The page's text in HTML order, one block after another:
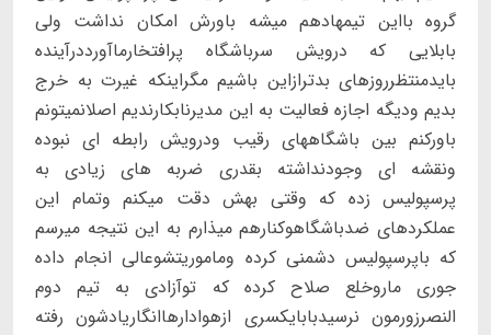
گروه بااین تیمهادهم میشه باورش امکان نداشت ولی
بابلایی که درویش سرباشگاه پرافتخارماآورددرآینده
بایدمنتظرروزهای بدترازاین باشیم مگراینکه غیرت به خرج
بدیم ودیگه اجازه فعالیت به این مدیرنابکارندیم اصلانمیتونم
باورکنم بین باشگاههای رقیب ودرویش رابطه ای نبوده
ونقشه ای وجودنداشته بقدری ضربه های زیادی به
پرسپولیس زده که وقتی بهش دقت میکنم وتمام این
عملکردهای ضدباشگاهوکنارهم میذارم به این نتیجه میرسم
که باپرسپولیس دشمنی کرده وماموریتشوعالی انجام داده
جوری ماروخلع صلاح کرده که توآزادی به تیم دوم
النصرزورمون نرسیدبابایکسری ازهوادارهاانگاریادشون رفته